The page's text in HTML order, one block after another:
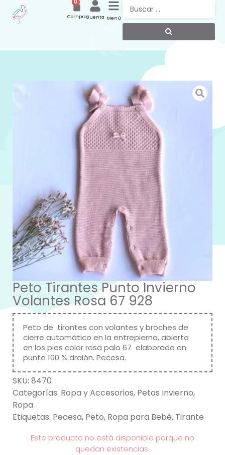
Menú
Cuenta
0
Compras
Peto Tirantes Punto Invierno
Volantes Rosa 67 928
Peto de tirantes con volantes y broches de
cierre automático en la entrepierna, abierto
en los pies color rosa palo 67 elaborado en
punto 100 % dralón. Pecesa.
SKU: 8470
Categorías: Ropa y Accesorios, Petos Invierno,
Ropa
Etiquetas: Pecesa, Peto, Ropa para Bebé, Tirante
Este producto no está disponible porque no
quedan existencias.